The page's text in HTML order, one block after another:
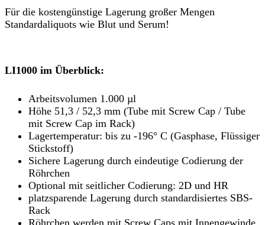
Für die kostengünstige Lagerung großer Mengen
Standardaliquots wie Blut und Serum!
LI1000 im Überblick:
Arbeitsvolumen 1.000 µl
Höhe 51,3 / 52,3 mm (Tube mit Screw Cap / Tube
mit Screw Cap im Rack)
Lagertemperatur: bis zu -196° C (Gasphase, Flüssiger
Stickstoff)
Sichere Lagerung durch eindeutige Codierung der
Röhrchen
Optional mit seitlicher Codierung: 2D und HR
platzsparende Lagerung durch standardisiertes SBS-
Rack
Röhrchen werden mit Screw Caps mit Innengewinde